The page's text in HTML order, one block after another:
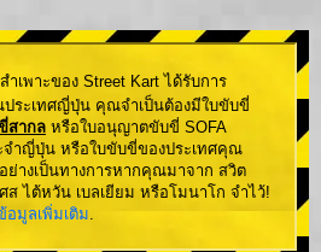
ำเพาะของ Street Kart ได้รับการ
ระเทศญี่ปุ่น คุณจำเป็นต้องมีใบขับขี่
สากล หรือใบอนุญาตขับขี่ SOFA
จำญี่ปุ่น หรือใบขับขี่ของประเทศคุณ
างเป็นทางการหากคุณมาจาก สวิต
ส ไต้หวัน เบลเยียม หรือโมนาโก จำไว้!
อมูลเพิ่มเติม.